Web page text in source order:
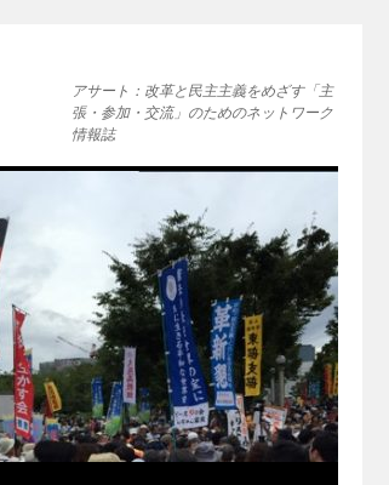
アサート：改革と民主主義をめざす「主
張・参加・交流」のためのネットワーク
情報誌